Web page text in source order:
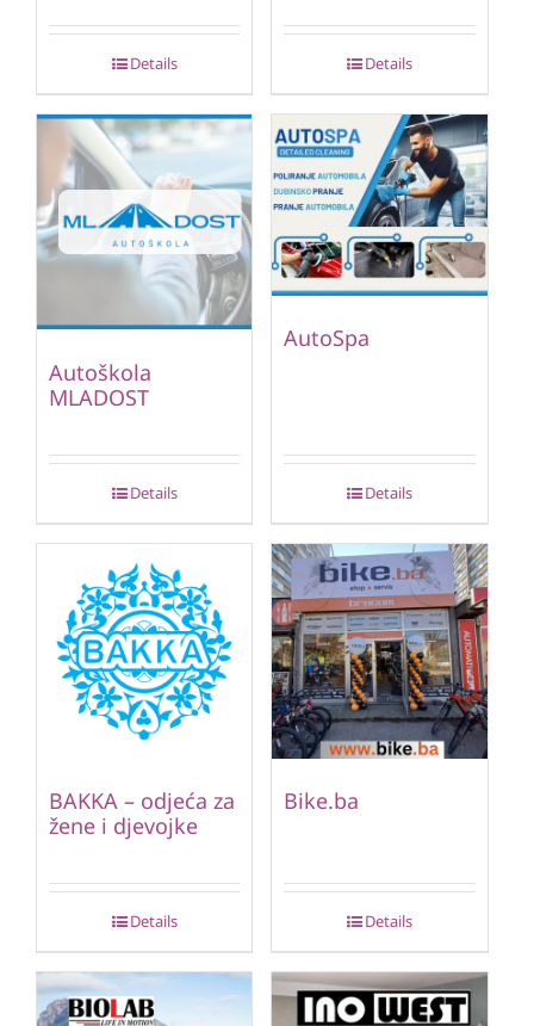
Details Details
Autoškola
MLADOST
Details
AutoSpa
Details
BAKKA – odjeća za
žene i djevojke
Details
Bike.ba
Details